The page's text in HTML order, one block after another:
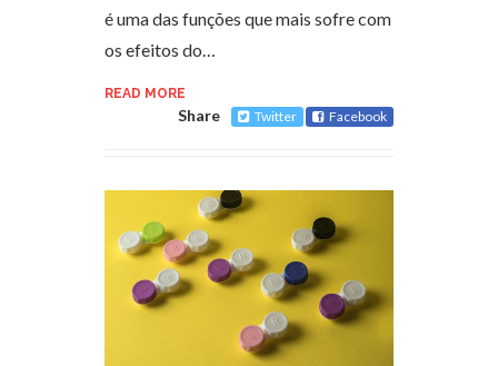
é uma das funções que mais sofre com
os efeitos do…
READ MORE
Share Twitter Facebook